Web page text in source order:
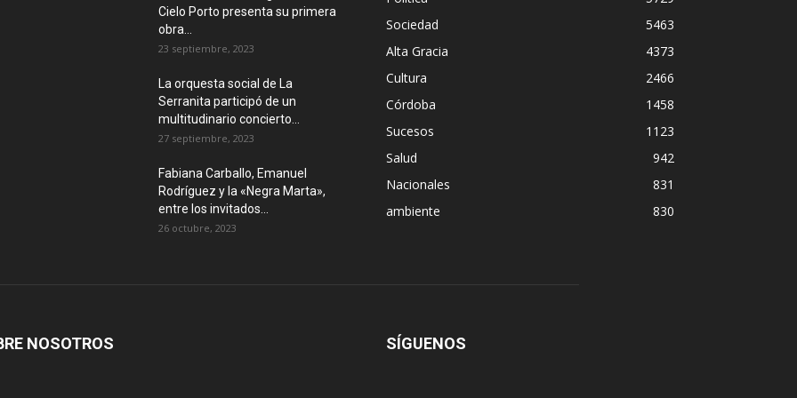
Cielo Porto presenta su primera
obra...
23 septiembre, 2023
La orquesta social de La
Serranita participó de un
multitudinario concierto...
27 septiembre, 2023
Fabiana Carballo, Emanuel
Rodríguez y la «Negra Marta»,
entre los invitados...
26 octubre, 2023
Sociedad
5463
Alta Gracia
4373
Cultura
2466
Córdoba
1458
Sucesos
1123
Salud
942
Nacionales
831
ambiente
830
NOSOTROS SÍGUENOS